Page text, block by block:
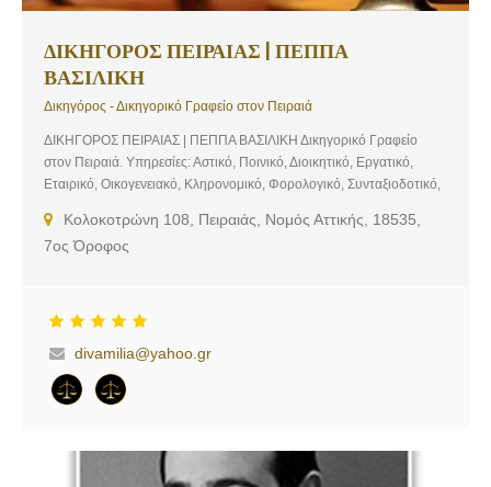
ΔΙΚΗΓΟΡΟΣ ΠΕΙΡΑΙΑΣ | ΠΕΠΠΑ
ΒΑΣΙΛΙΚΗ
Δικηγόρος - Δικηγορικό Γραφείο στον Πειραιά
ΔΙΚΗΓΟΡΟΣ ΠΕΙΡΑΙΑΣ | ΠΕΠΠΑ ΒΑΣΙΛΙΚΗ Δικηγορικό Γραφείο
στον Πειραιά. Υπηρεσίες: Αστικό, Ποινικό, Διοικητικό, Εργατικό,
Εταιρικό, Οικογενειακό, Κληρονομικό, Φορολογικό, Συνταξιοδοτικό,
Ιδιοκτησίας, Οικονομικού Εγκλήματος, Αποζημιώσεις, Αδικοπραξία,
Διαταγές, Πληρωμές, Ανακοπές, Ατύχημα, Διαθήκες, Διαζύγιο,
Κολοκοτρώνη 108, Πειραιάς, Νομός Αττικής, 18535,
7ος Όροφος
divamilia@yahoo.gr